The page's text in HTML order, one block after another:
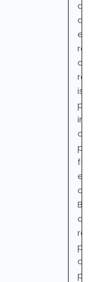
is
or
for
as